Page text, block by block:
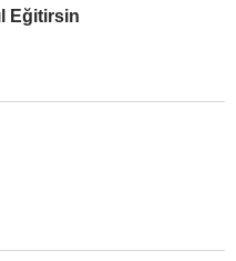
Eğitirsin